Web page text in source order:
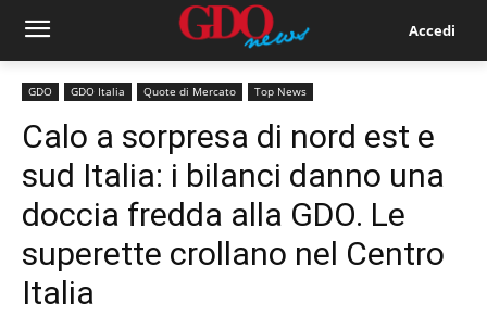
Accedi
GDO GDO Italia Quote di Mercato Top News
Calo a sorpresa di nord est e
sud Italia: i bilanci danno una
doccia fredda alla GDO. Le
superette crollano nel Centro
Italia